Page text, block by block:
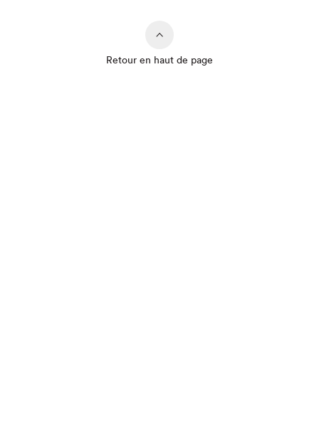
Retour en haut de page